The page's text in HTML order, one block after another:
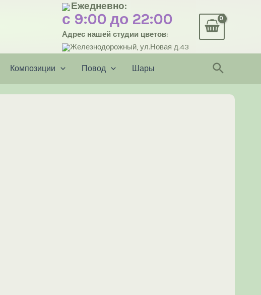
Ежедневно:
с 9:00 до 22:00
Адрес нашей студии цветов:
Железнодорожный, ул.Новая д.43
Композиции Повод Шары Поиск